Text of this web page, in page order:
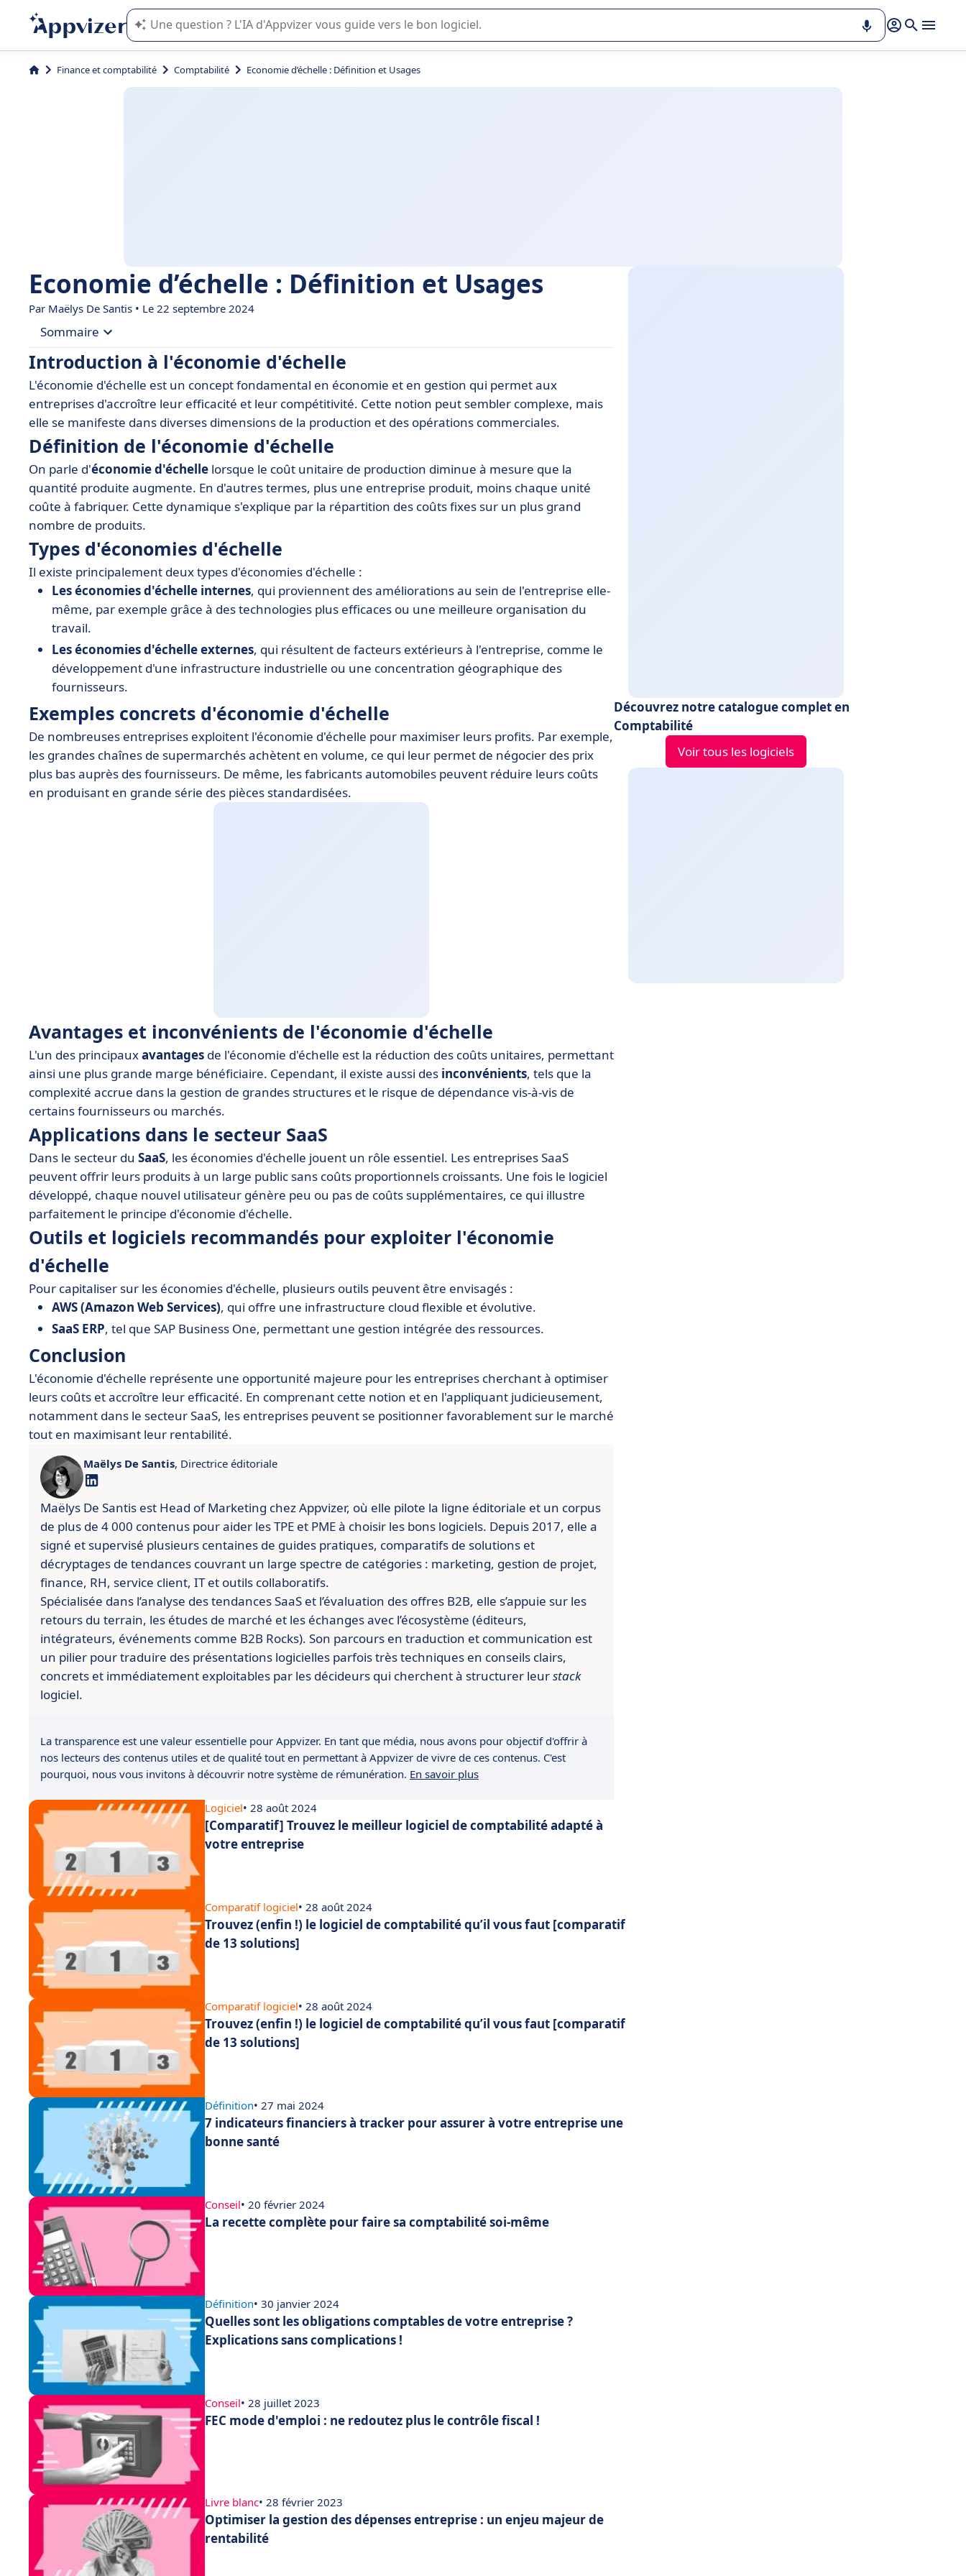
L'IA de Appvizer vous guide dans l'utilisation ou la sélection de logiciel SaaS en entreprise.
Finance et comptabilité Comptabilité Economie d’échelle : Définition et Usages
Economie d’échelle : Définition et Usages
Par Maëlys De Santis • Le 22 septembre 2024
Sommaire
• Introduction à l'économie d'échelle
• Définition de l'économie d'échelle
• Types d'économies d'échelle
• Exemples concrets d'économie d'échelle
• Avantages et inconvénients de l'économie d'échelle
• Applications dans le secteur SaaS
• Outils et logiciels recommandés pour exploiter l'économie d'échelle
• Conclusion
Introduction à l'économie d'échelle
L'économie d'échelle est un concept fondamental en économie et en gestion qui permet aux
entreprises d'accroître leur efficacité et leur compétitivité. Cette notion peut sembler complexe, mais
elle se manifeste dans diverses dimensions de la production et des opérations commerciales.
Définition de l'économie d'échelle
On parle d'économie d'échelle lorsque le coût unitaire de production diminue à mesure que la
quantité produite augmente. En d'autres termes, plus une entreprise produit, moins chaque unité
coûte à fabriquer. Cette dynamique s'explique par la répartition des coûts fixes sur un plus grand
nombre de produits.
Types d'économies d'échelle
Il existe principalement deux types d'économies d'échelle :
Les économies d'échelle internes, qui proviennent des améliorations au sein de l'entreprise elle-
même, par exemple grâce à des technologies plus efficaces ou une meilleure organisation du
travail.
Les économies d'échelle externes, qui résultent de facteurs extérieurs à l'entreprise, comme le
développement d'une infrastructure industrielle ou une concentration géographique des
fournisseurs.
Exemples concrets d'économie d'échelle
De nombreuses entreprises exploitent l'économie d'échelle pour maximiser leurs profits. Par exemple,
les grandes chaînes de supermarchés achètent en volume, ce qui leur permet de négocier des prix
plus bas auprès des fournisseurs. De même, les fabricants automobiles peuvent réduire leurs coûts
en produisant en grande série des pièces standardisées.
Avantages et inconvénients de l'économie d'échelle
L'un des principauxavantages de l'économie d'échelle est la réduction des coûts unitaires, permettant
ainsi une plus grande marge bénéficiaire. Cependant, il existe aussi des inconvénients, tels que la
complexité accrue dans la gestion de grandes structures et le risque de dépendance vis-à-vis de
certains fournisseurs ou marchés.
Applications dans le secteur SaaS
Dans le secteur du SaaS, les économies d'échelle jouent un rôle essentiel. Les entreprises SaaS
peuvent offrir leurs produits à un large public sans coûts proportionnels croissants. Une fois le logiciel
développé, chaque nouvel utilisateur génère peu ou pas de coûts supplémentaires, ce qui illustre
parfaitement le principe d'économie d'échelle.
Outils et logiciels recommandés pour exploiter l'économie
d'échelle
Pour capitaliser sur les économies d'échelle, plusieurs outils peuvent être envisagés :
AWS (Amazon Web Services), qui offre une infrastructure cloud flexible et évolutive.
SaaS ERP, tel que SAP Business One, permettant une gestion intégrée des ressources.
Conclusion
L'économie d'échelle représente une opportunité majeure pour les entreprises cherchant à optimiser
leurs coûts et accroître leur efficacité. En comprenant cette notion et en l'appliquant judicieusement,
notamment dans le secteur SaaS, les entreprises peuvent se positionner favorablement sur le marché
tout en maximisant leur rentabilité.
Maëlys De Santis, Directrice éditoriale
Maëlys De Santis est Head of Marketing chez Appvizer, où elle pilote la ligne éditoriale et un corpus
de plus de 4 000 contenus pour aider les TPE et PME à choisir les bons logiciels. Depuis 2017, elle a
signé et supervisé plusieurs centaines de guides pratiques, comparatifs de solutions et
décryptages de tendances couvrant un large spectre de catégories : marketing, gestion de projet,
finance, RH, service client, IT et outils collaboratifs.
Spécialisée dans l’analyse des tendances SaaS et l’évaluation des offres B2B, elle s’appuie sur les
retours du terrain, les études de marché et les échanges avec l’écosystème (éditeurs,
intégrateurs, événements comme B2B Rocks). Son parcours en traduction et communication est
un pilier pour traduire des présentations logicielles parfois très techniques en conseils clairs,
concrets et immédiatement exploitables par les décideurs qui cherchent à structurer leurstack
logiciel.
La transparence est une valeur essentielle pour Appvizer. En tant que média, nous avons pour objectif d'offrir à
nos lecteurs des contenus utiles et de qualité tout en permettant à Appvizer de vivre de ces contenus. C'est
pourquoi, nous vous invitons à découvrir notre système de rémunération. En savoir plus
Découvrez notre catalogue complet en
Comptabilité
Voir tous les logiciels
Logiciel• 28 août 2024
[Comparatif] Trouvez le meilleur logiciel de comptabilité adapté à
votre entreprise
Comparatif logiciel• 28 août 2024
Trouvez (enfin !) le logiciel de comptabilité qu’il vous faut [comparatif
de 13 solutions]
Comparatif logiciel• 28 août 2024
Trouvez (enfin !) le logiciel de comptabilité qu’il vous faut [comparatif
de 13 solutions]
Définition• 27 mai 2024
7 indicateurs financiers à tracker pour assurer à votre entreprise une
bonne santé
Conseil• 20 février 2024
La recette complète pour faire sa comptabilité soi-même
Définition• 30 janvier 2024
Quelles sont les obligations comptables de votre entreprise ?
Explications sans complications !
Conseil• 28 juillet 2023
FEC mode d'emploi : ne redoutez plus le contrôle fiscal !
Livre blanc• 28 février 2023
Optimiser la gestion des dépenses entreprise : un enjeu majeur de
rentabilité